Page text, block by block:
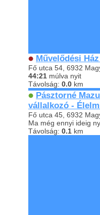
Művelődési
Fő utca 54, 6932
44:21 múlva nyit
Távolság: 0.0 km
Pásztorné
vállalkozó -
Fő utca 45, 6932
Ma még ennyi ideig
Távolság: 0.1 km